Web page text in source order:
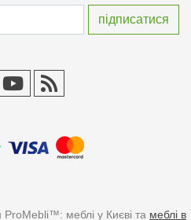
меблі у Києві та меблі в